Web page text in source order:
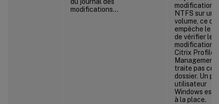
modifications…
modifications
NTFS sur un
volume, ce qui
empêche le
de vérifier les
modifications.
Citrix Profile
Management
traite pas ce
dossier. Un
utilisateur
Windows est
à la place.